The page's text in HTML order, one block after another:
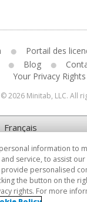
Portail des
Blog
Your Privacy Rights
2026 Minitab, LLC. All
information to
service, to assist
provide personalised
the button on the
rights. For more